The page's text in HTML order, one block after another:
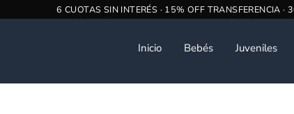
Inicio Bebés Juveniles